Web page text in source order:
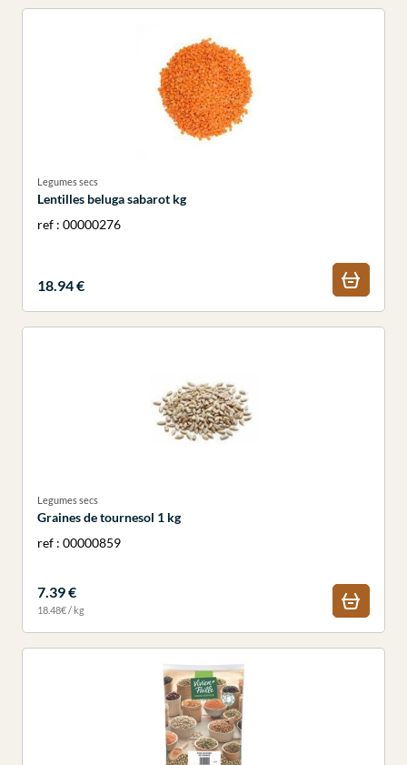
Legumes secs
Lentilles beluga sabarot kg
ref : 00000276
18.94 €
Legumes secs
Graines de tournesol 1 kg
ref : 00000859
7.39 €
18.48€ / kg